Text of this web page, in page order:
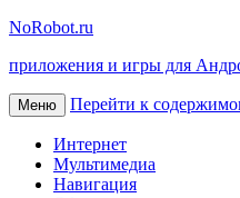
NoRobot.ru
приложения и игры для
Меню Перейти к
Интернет
Мультимедиа
Навигация